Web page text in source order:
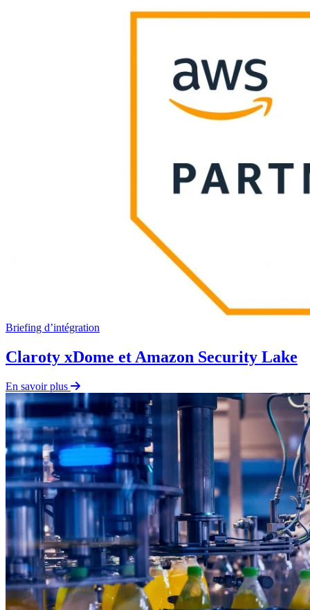
Briefing d’intégration
Claroty xDome et Amazon Security Lake
En savoir plus